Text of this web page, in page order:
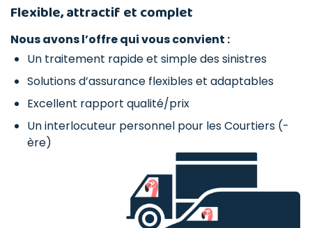
Flexible, attractif et complet
Nous avons l’offre qui vous convient :
Un traitement rapide et simple des sinistres
Solutions d’assurance flexibles et adaptables
Excellent rapport qualité/prix
Un interlocuteur personnel pour les Courtiers (-
ère)